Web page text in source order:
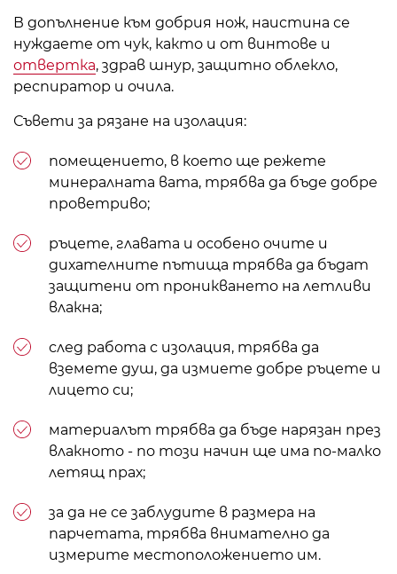
В допълнение към добрия нож, наистина се
нуждаете от чук, както и от винтове и
отвертка, здрав шнур, защитно облекло,
респиратор и очила.
Съвети за рязане на изолация:
помещението, в което ще режете
минералната вата, трябва да бъде добре
проветриво;
ръцете, главата и особено очите и
дихателните пътища трябва да бъдат
защитени от проникването на летливи
влакна;
след работа с изолация, трябва да
вземете душ, да измиете добре ръцете и
лицето си;
материалът трябва да бъде нарязан през
влакното - по този начин ще има по-малко
летящ прах;
за да не се заблудите в размера на
парчетата, трябва внимателно да
измерите местоположението им.